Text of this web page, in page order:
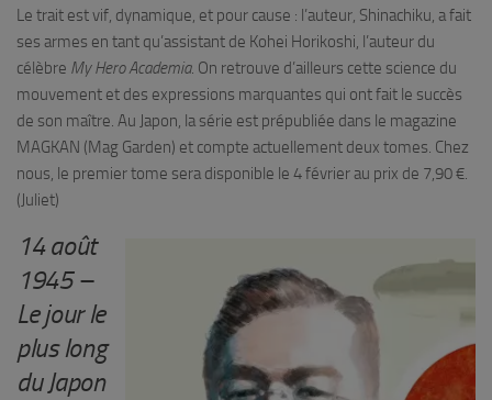
Le trait est vif, dynamique, et pour cause : l’auteur, Shinachiku, a fait
ses armes en tant qu’assistant de Kohei Horikoshi, l’auteur du
célèbre My Hero Academia. On retrouve d’ailleurs cette science du
mouvement et des expressions marquantes qui ont fait le succès
de son maître. Au Japon, la série est prépubliée dans le magazine
MAGKAN (Mag Garden) et compte actuellement deux tomes. Chez
nous, le premier tome sera disponible le 4 février au prix de 7,90 €.
(Juliet)
14 août
1945 –
Le jour le
plus long
du Japon